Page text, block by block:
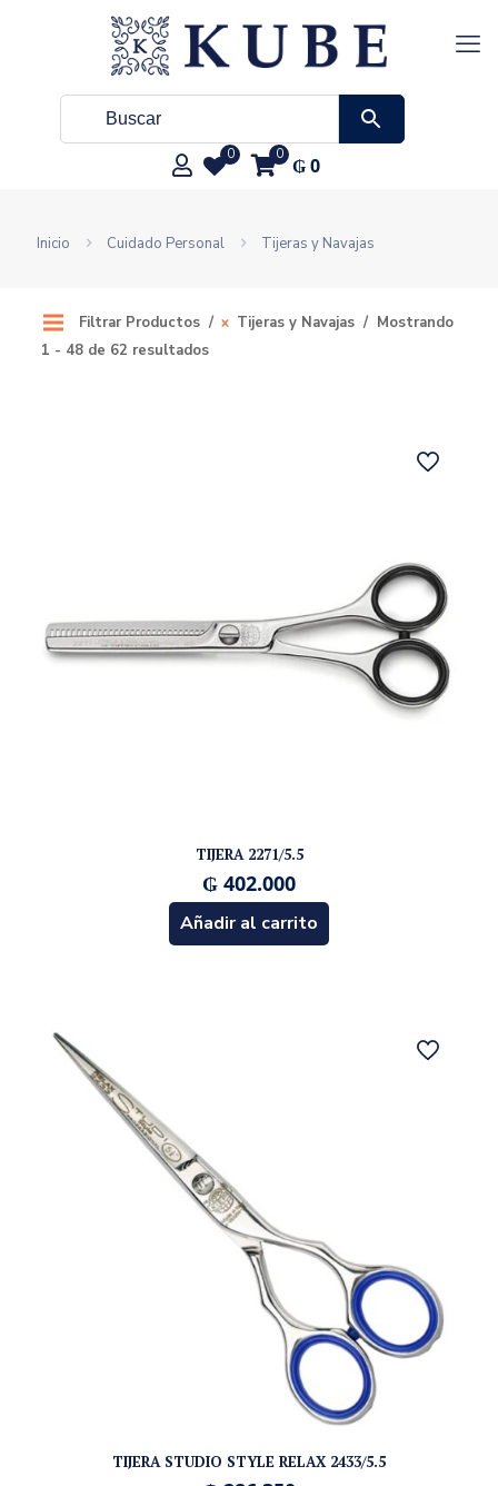
0 0 ₲0
Inicio Cuidado Personal Tijeras y Navajas
Filtrar Productos Tijeras y Navajas
Mostrando
1 - 48 de 62 resultados
TIJERA 2271/5.5
₲ 402.000
Añadir al carrito
TIJERA STUDIO STYLE RELAX 2433/5.5